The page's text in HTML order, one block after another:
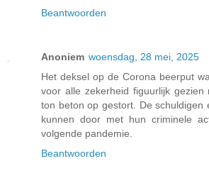
Beantwoorden
Anoniem woensdag, 28 mei, 2025
Het deksel op de Corona beerput
voor alle zekerheid figuurlijk
ton beton op gestort. De schuldigen
kunnen door met hun criminele
volgende pandemie.
Beantwoorden